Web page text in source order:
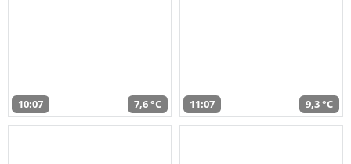
10:07 7,6 °C 11:07 9,3 °C